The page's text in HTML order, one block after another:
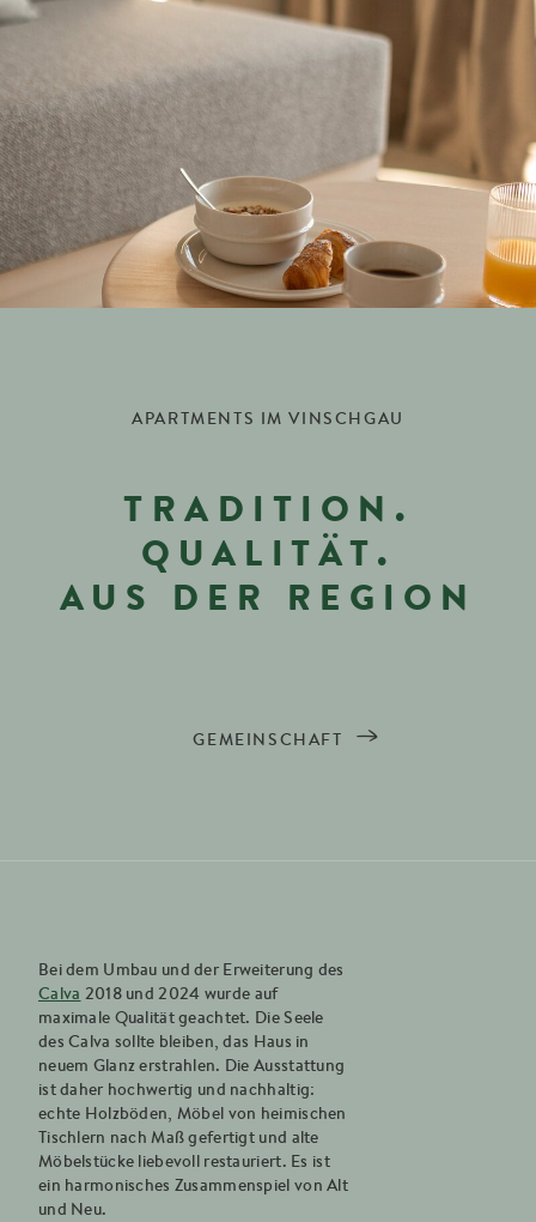
APARTMENTS IM VINSCHGAU
TRADITION.
QUALITÄT.
AUS DER REGION
GEMEINSCHAFT
Bei dem Umbau und der Erweiterung des
Calva 2018 und 2024 wurde auf
maximale Qualität geachtet. Die Seele
des Calva sollte bleiben, das Haus in
neuem Glanz erstrahlen. Die Ausstattung
ist daher hochwertig und nachhaltig:
echte Holzböden, Möbel von heimischen
Tischlern nach Maß gefertigt und alte
Möbelstücke liebevoll restauriert. Es ist
ein harmonisches Zusammenspiel von Alt
und Neu.